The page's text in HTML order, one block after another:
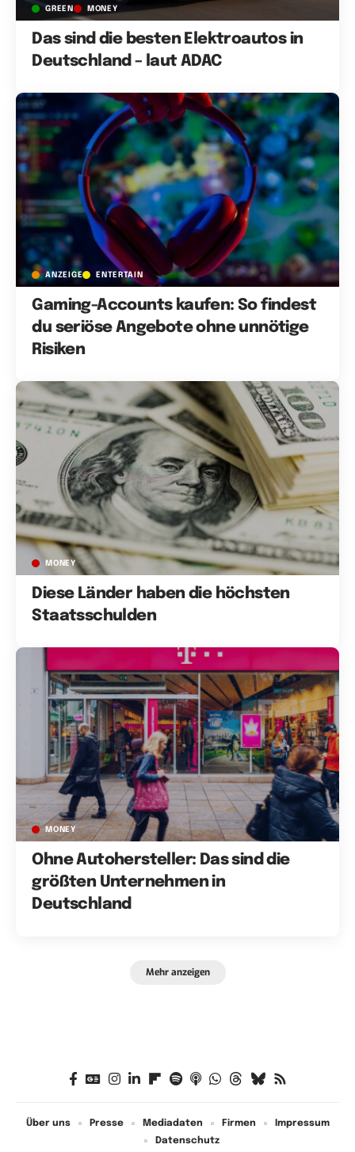
GREEN MONEY
Das sind die besten Elektroautos in
Deutschland – laut ADAC
ANZEIGE ENTERTAIN
Gaming-Accounts kaufen: So findest
du seriöse Angebote ohne unnötige
Risiken
MONEY
Diese Länder haben die höchsten
Staatsschulden
MONEY
Ohne Autohersteller: Das sind die
größten Unternehmen in
Deutschland
Mehr anzeigen
Über uns Presse Mediadaten Firmen
Impressum
Datenschutz